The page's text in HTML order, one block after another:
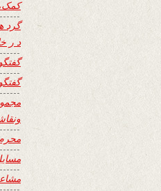
گرد
د ر
گفتگو
مشاعره